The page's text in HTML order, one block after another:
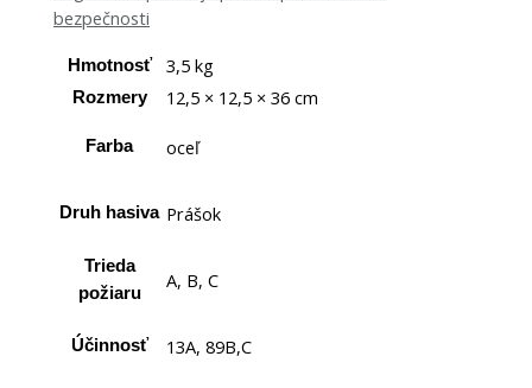
bezpečnosti
Hmotnosť 3,5 kg
Rozmery 12,5 × 12,5 × 36 cm
Farba oceľ
Druh hasiva Prášok
Trieda
požiaru
A, B, C
Účinnosť 13A, 89B,C